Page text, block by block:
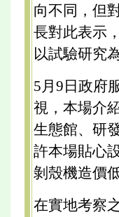
向不同，但
長對此表示
以試驗研究
5月9日政府
視，本場介
生態館、研
許本場貼心
剝殼機造價
在實地考察